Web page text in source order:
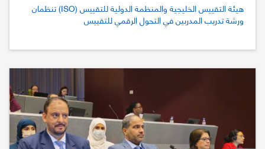
هيئة التقييس الخليجية والمنظمة الدولية للتقييس (ISO) تنظمان
ورشة تدريب المدربين في التحول الرقمي للتقييس